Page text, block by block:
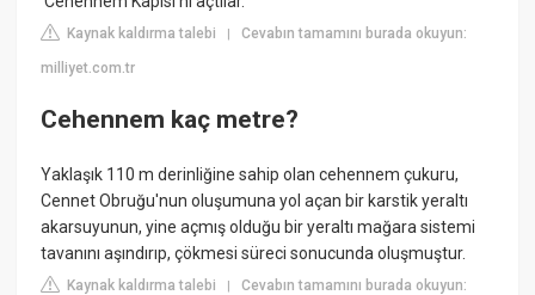
Kaynak kaldırma talebi |Cevabın tamamını burada okuyun:
milliyet.com.tr
Cehennem kaç metre?
Yaklaşık 110 m derinliğine sahip olan cehennem çukuru,
Cennet Obruğu'nun oluşumuna yol açan bir karstik yeraltı
akarsuyunun, yine açmış olduğu bir yeraltı mağara sistemi
tavanını aşındırıp, çökmesi süreci sonucunda oluşmuştur.
Kaynak kaldırma talebi |Cevabın tamamını burada okuyun: